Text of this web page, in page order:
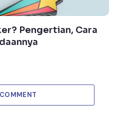
Pengertian, Cara